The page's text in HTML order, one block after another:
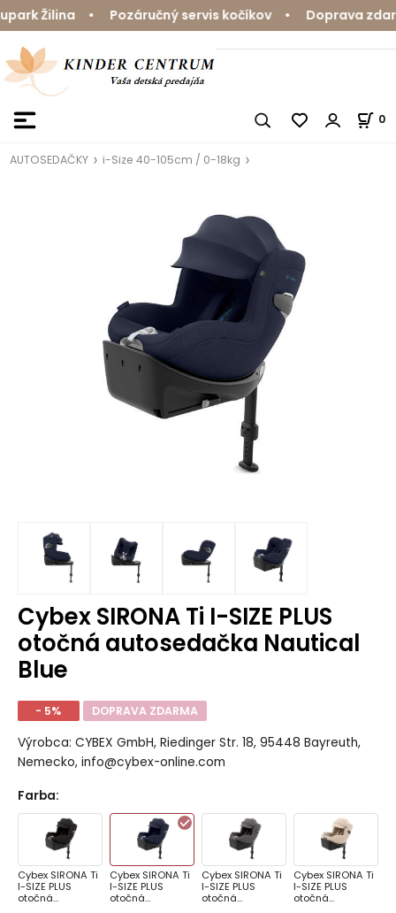
Žilina • Pozáručný servis kočíkov • Doprava
0
AUTOSEDAČKY i-Size 40-105cm / 0-18kg
Cybex SIRONA Ti I-SIZE PLUS
otočná autosedačka Nautical
Blue
- 5% DOPRAVA ZDARMA
Výrobca: CYBEX GmbH, Riedinger Str. 18, 95448 Bayreuth,
Nemecko, info@cybex-online.com
Farba:
Cybex SIRONA Ti
I-SIZE PLUS
otočná
Cybex SIRONA Ti
I-SIZE PLUS
otočná
Cybex SIRONA Ti
I-SIZE PLUS
otočná
Cybex SIRONA Ti
I-SIZE PLUS
otočná